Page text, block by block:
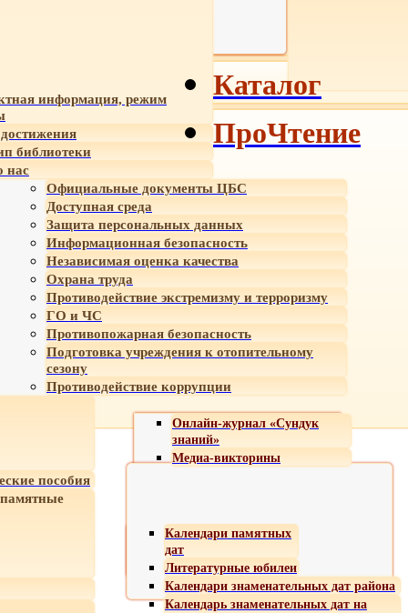
информация, режим
библиотеки
нас
Официальные документы ЦБС
Доступная среда
Защита персональных данных
Информационная безопасность
Независимая оценка качества
Охрана труда
Противодействие экстремизму и терроризму
ГО и ЧС
Противопожарная безопасность
Подготовка учреждения к отопительному
сезону
Противодействие коррупции
Онлайн-журнал «Сундук
знаний»
Медиа-викторины
пособия
Календари памятных
дат
Литературные юбилеи
Календари знаменательных дат района
Календарь знаменательных дат на
Каталог
ПроЧтение